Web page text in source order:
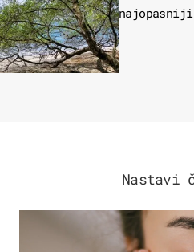
najopasniji
MODA & LJEPOTA